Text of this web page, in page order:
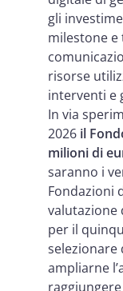
gli
milestone e
risorse
interventi e
In via
2026 il
milioni di
saranno i
Fondazioni
valutazione
per il
selezionare
ampliarne